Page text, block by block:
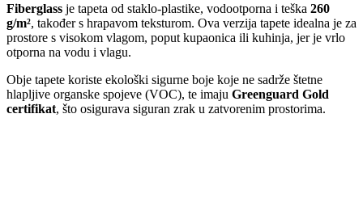
Fiberglass je tapeta od staklo-plastike, vodootporna i teška 260
g/m², također s hrapavom teksturom. Ova verzija tapete idealna je za
prostore s visokom vlagom, poput kupaonica ili kuhinja, jer je vrlo
otporna na vodu i vlagu.
Obje tapete koriste ekološki sigurne boje koje ne sadrže štetne
hlapljive organske spojeve (VOC), te imaju Greenguard Gold
certifikat, što osigurava siguran zrak u zatvorenim prostorima.